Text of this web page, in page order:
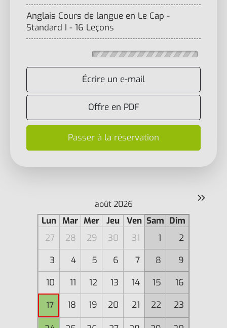
Anglais Cours de langue en Le Cap -
Standard I - 16 Leçons
Écrire un e-mail
Offre en PDF
Passer à la réservation
»
août 2026
Lun Mar Mer Jeu Ven Sam Dim
27
28 29 30 31 1
2
3
4 5 6 7 8
9
10
11 12 13 14 15
16
17
18 19 20 21 22 23